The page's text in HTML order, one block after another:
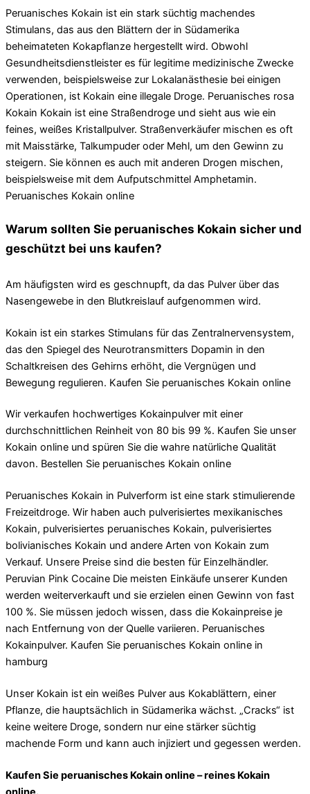
Peruanisches Kokain ist ein stark süchtig machendes
Stimulans, das aus den Blättern der in Südamerika
beheimateten Kokapflanze hergestellt wird. Obwohl
Gesundheitsdienstleister es für legitime medizinische Zwecke
verwenden, beispielsweise zur Lokalanästhesie bei einigen
Operationen, ist Kokain eine illegale Droge. Peruanisches rosa
Kokain Kokain ist eine Straßendroge und sieht aus wie ein
feines, weißes Kristallpulver. Straßenverkäufer mischen es oft
mit Maisstärke, Talkumpuder oder Mehl, um den Gewinn zu
steigern. Sie können es auch mit anderen Drogen mischen,
beispielsweise mit dem Aufputschmittel Amphetamin.
Peruanisches Kokain online
Warum sollten Sie peruanisches Kokain sicher und
geschützt bei uns kaufen?
Am häufigsten wird es geschnupft, da das Pulver über das
Nasengewebe in den Blutkreislauf aufgenommen wird.
Kokain ist ein starkes Stimulans für das Zentralnervensystem,
das den Spiegel des Neurotransmitters Dopamin in den
Schaltkreisen des Gehirns erhöht, die Vergnügen und
Bewegung regulieren. Kaufen Sie peruanisches Kokain online
Wir verkaufen hochwertiges Kokainpulver mit einer
durchschnittlichen Reinheit von 80 bis 99 %. Kaufen Sie unser
Kokain online und spüren Sie die wahre natürliche Qualität
davon. Bestellen Sie peruanisches Kokain online
Peruanisches Kokain in Pulverform ist eine stark stimulierende
Freizeitdroge. Wir haben auch pulverisiertes mexikanisches
Kokain, pulverisiertes peruanisches Kokain, pulverisiertes
bolivianisches Kokain und andere Arten von Kokain zum
Verkauf. Unsere Preise sind die besten für Einzelhändler.
Peruvian Pink Cocaine Die meisten Einkäufe unserer Kunden
werden weiterverkauft und sie erzielen einen Gewinn von fast
100 %. Sie müssen jedoch wissen, dass die Kokainpreise je
nach Entfernung von der Quelle variieren. Peruanisches
Kokainpulver. Kaufen Sie peruanisches Kokain online in
hamburg
Unser Kokain ist ein weißes Pulver aus Kokablättern, einer
Pflanze, die hauptsächlich in Südamerika wächst. „Cracks“ ist
keine weitere Droge, sondern nur eine stärker süchtig
machende Form und kann auch injiziert und gegessen werden.
Kaufen Sie peruanisches Kokain online – reines Kokain